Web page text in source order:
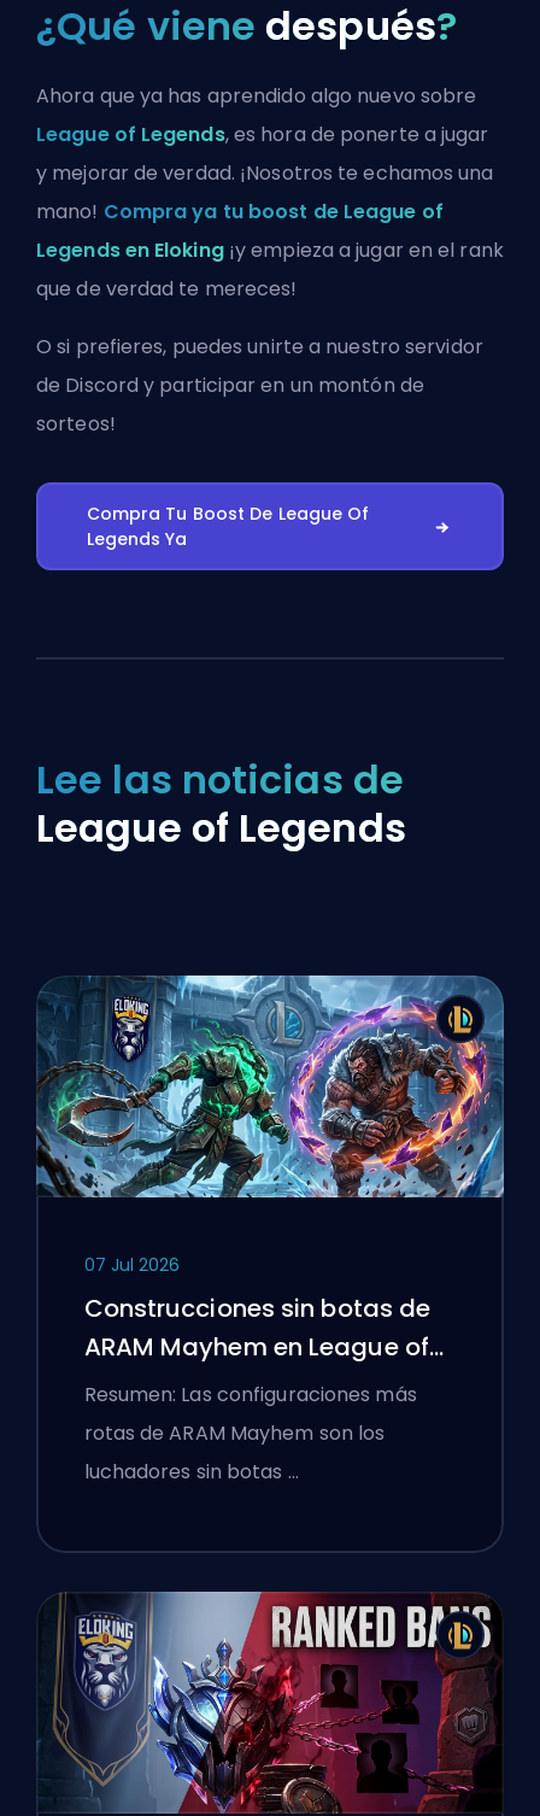
¿Qué viene después?
Ahora que ya has aprendido algo nuevo sobre
League of Legends, es hora de ponerte a jugar
y mejorar de verdad. ¡Nosotros te echamos una
mano! Compra ya tu boost de League of
Legends en Eloking¡y empieza a jugar en el rank
que de verdad te mereces!
O si prefieres, puedesunirte a nuestro servidor
de Discord y participar en un montón de
sorteos!
Compra Tu Boost De League Of
Legends Ya
Lee las noticias de
League of Legends
07 Jul 2026
Construcciones sin botas de
ARAM Mayhem en League of
Legends
Resumen: Las configuraciones más
rotas de ARAM Mayhem son los
luchadores sin botas …